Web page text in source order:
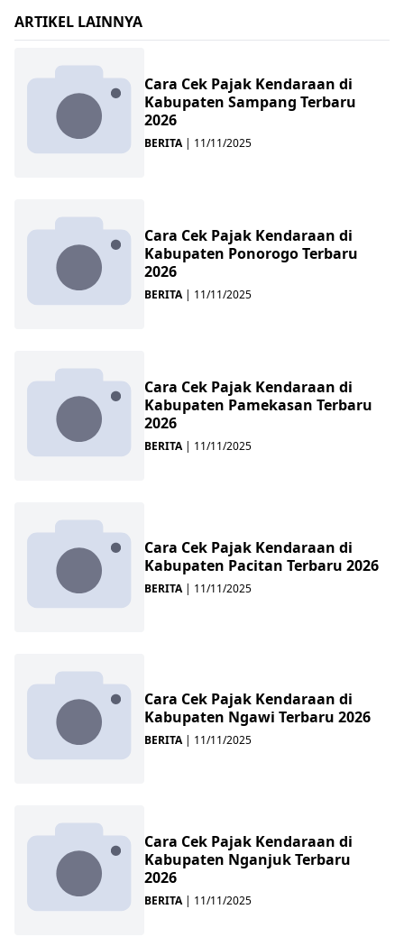
ARTIKEL LAINNYA
Cara Cek Pajak Kendaraan di
Kabupaten Sampang Terbaru
2026
BERITA| 11/11/2025
Cara Cek Pajak Kendaraan di
Kabupaten Ponorogo Terbaru
2026
BERITA| 11/11/2025
Cara Cek Pajak Kendaraan di
Kabupaten Pamekasan Terbaru
2026
BERITA| 11/11/2025
Cara Cek Pajak Kendaraan di
Kabupaten Pacitan Terbaru 2026
BERITA| 11/11/2025
Cara Cek Pajak Kendaraan di
Kabupaten Ngawi Terbaru 2026
BERITA| 11/11/2025
Cara Cek Pajak Kendaraan di
Kabupaten Nganjuk Terbaru
2026
BERITA| 11/11/2025